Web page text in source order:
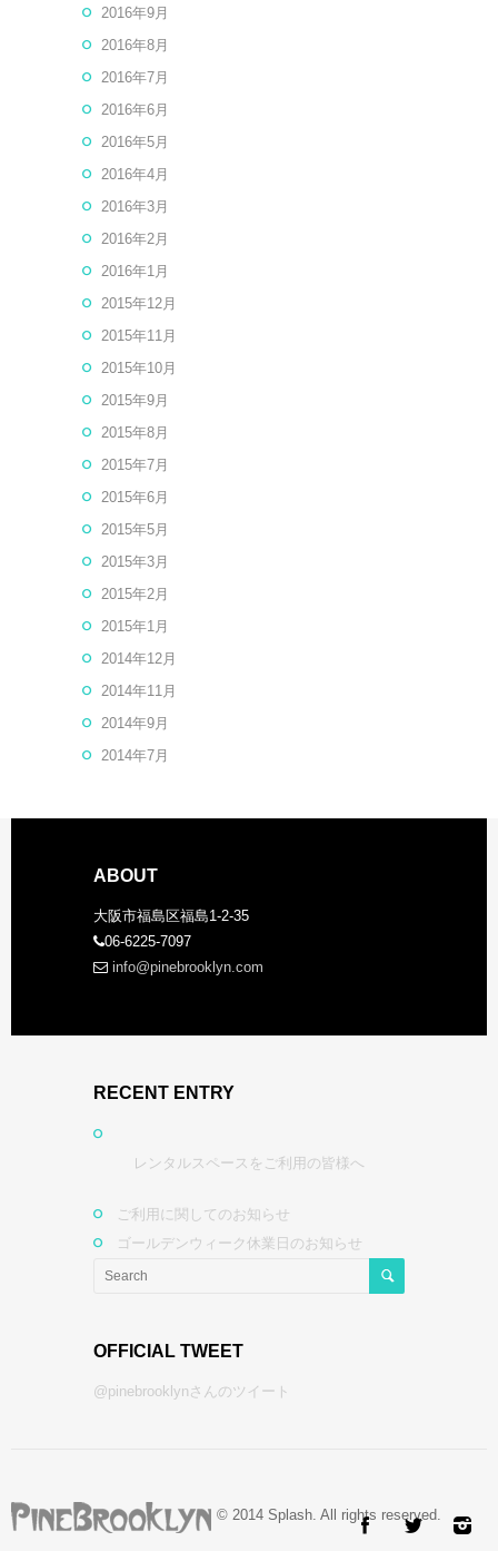
2016年9月
2016年8月
2016年7月
2016年6月
2016年5月
2016年4月
2016年3月
2016年2月
2016年1月
2015年12月
2015年11月
2015年10月
2015年9月
2015年8月
2015年7月
2015年6月
2015年5月
2015年3月
2015年2月
2015年1月
2014年12月
2014年11月
2014年9月
2014年7月
ABOUT
大阪市福島区福島1-2-35
06-6225-7097
info@pinebrooklyn.com
RECENT ENTRY
レンタルスペースをご利用の皆様へ
ご利用に関してのお知らせ
ゴールデンウィーク休業日のお知らせ
OFFICIAL TWEET
@pinebrooklynさんのツイート
© 2014 Splash. All rights reserved.